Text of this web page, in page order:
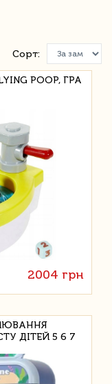
Сорт:
POOP, ГРА
2004 грн
ДІТЕЙ 5 6 7